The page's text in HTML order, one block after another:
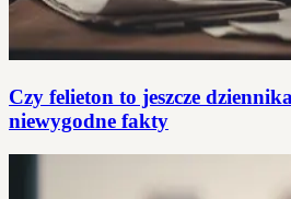
Czy felieton to jeszcze
niewygodne fakty